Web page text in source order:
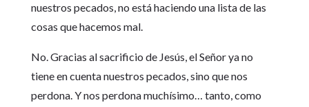
nuestros pecados, no está haciendo una lista de las
cosas que hacemos mal.
No. Gracias al sacrificio de Jesús, el Señor ya no
tiene en cuenta nuestros pecados, sino que nos
perdona. Y nos perdona muchísimo… tanto, como